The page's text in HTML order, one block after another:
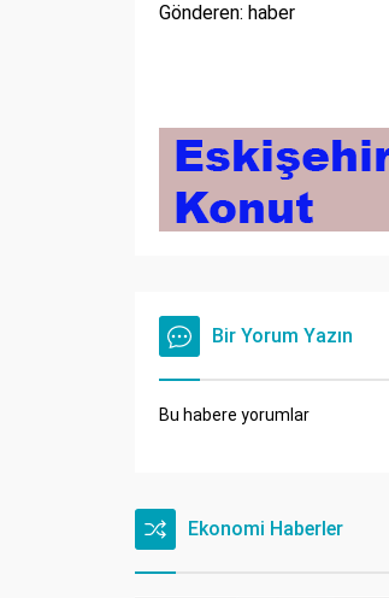
Gönderen: haber
Bir Yorum Yazın
Bu habere yorumlar
Ekonomi Haberler